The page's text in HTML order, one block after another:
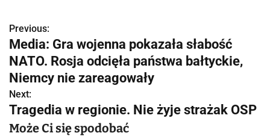
N
a
w
i
g
Previous:
Media: Gra wojenna pokazała słabość
NATO. Rosja odcięła państwa bałtyckie,
Niemcy nie zareagowały
Next:
Tragedia w regionie. Nie żyje strażak OSP
Może Ci się spodobać